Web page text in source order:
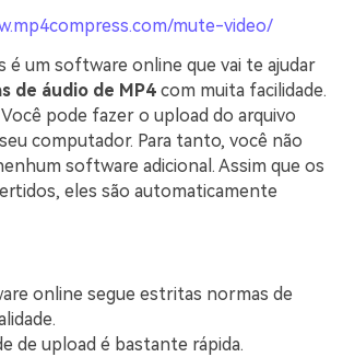
mute-video/
é um software online que vai te ajudar
de áudio de MP4 com muita facilidade.
pode fazer o upload do arquivo
computador. Para tanto, você não
software adicional. Assim que os
eles são automaticamente
online segue estritas normas de
de upload é bastante rápida.